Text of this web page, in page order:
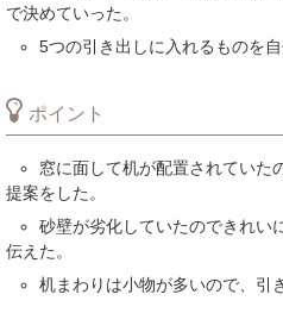
で決めていった。
5つの引き出しに入れるものを
ポイント
窓に面して机が配置されていた
提案をした。
砂壁が劣化していたのできれい
伝えた。
机まわりは小物が多いので、引